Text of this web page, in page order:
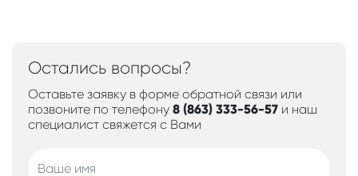
Остались вопросы?
Оставьте заявку в форме обратной связи или
позвоните по телефону 8 (863) 333-56-57 и наш
специалист свяжется с Вами